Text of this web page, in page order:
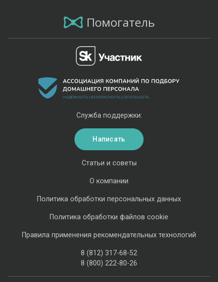
Помогатель
Статьи и советы
О компании
Политика обработки персональных данных
Политика обработки файлов cookie
Правила применения рекомендательных технологий
8 (812) 317-68-52
8 (800) 222-80-26
Служба поддержки:
Написать